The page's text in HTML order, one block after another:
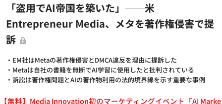
「盗用でAI帝国を築いた」──米
Entrepreneur Media、メタを著作権侵害で提
訴
・EM社はMetaの著作権侵害とDMCA違反を理由に提訴した
・Metaは自社の書籍を無断でAI学習に使用したと批判されている
・訴訟は著作権問題とAIの著作物利用の法的境界線を示す重要な事例
【無料】Media Innovation初のマーケティングイベント「AI Marke